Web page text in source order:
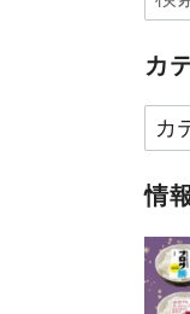
カ
カ
テ
ゴ
リ
ー
情